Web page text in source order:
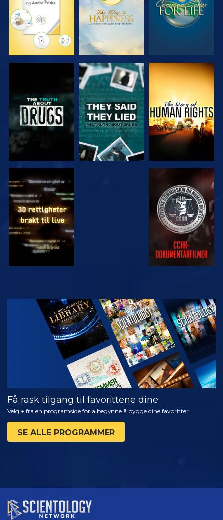
SE SE
SE SE
SE
UTFORSK
SERIEN
Få rask tilgang til favorittene dine
Velg + fra en programside for å begynne å bygge dine favoritter
SE ALLE PROGRAMMER